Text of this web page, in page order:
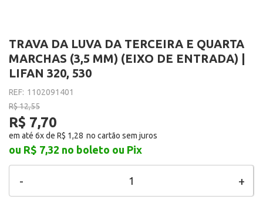
TRAVA DA LUVA DA TERCEIRA E QUARTA
MARCHAS (3,5 MM) (EIXO DE ENTRADA) |
LIFAN 320, 530
REF: 1102091401
R$ 12,55
R$ 7,70
em até 6x de R$ 1,28
ou R$ 7,32 no boleto ou Pix
+
-